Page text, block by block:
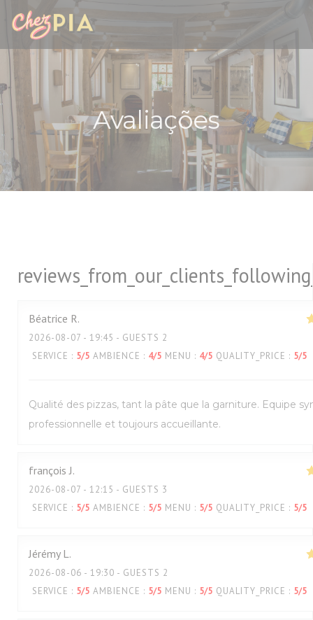
Painel de Gerenciamento de Cookies
Avaliações
Béatrice R
2026-08-07 - 19:45 - GUESTS 2
SERVICE : 5/5 AMBIENCE : 4/5 MENU : 4/5 QUALITY_PRICE : 5/5
Qualité des pizzas, tant la pâte que la garniture. Equipe
professionnelle et toujours accueillante.
françois J
2026-08-07 - 12:15 - GUESTS 3
SERVICE : 5/5 AMBIENCE : 5/5 MENU : 5/5 QUALITY_PRICE : 5/5
Jérémy L
2026-08-06 - 19:30 - GUESTS 2
SERVICE : 5/5 AMBIENCE : 5/5 MENU : 5/5 QUALITY_PRICE : 5/5